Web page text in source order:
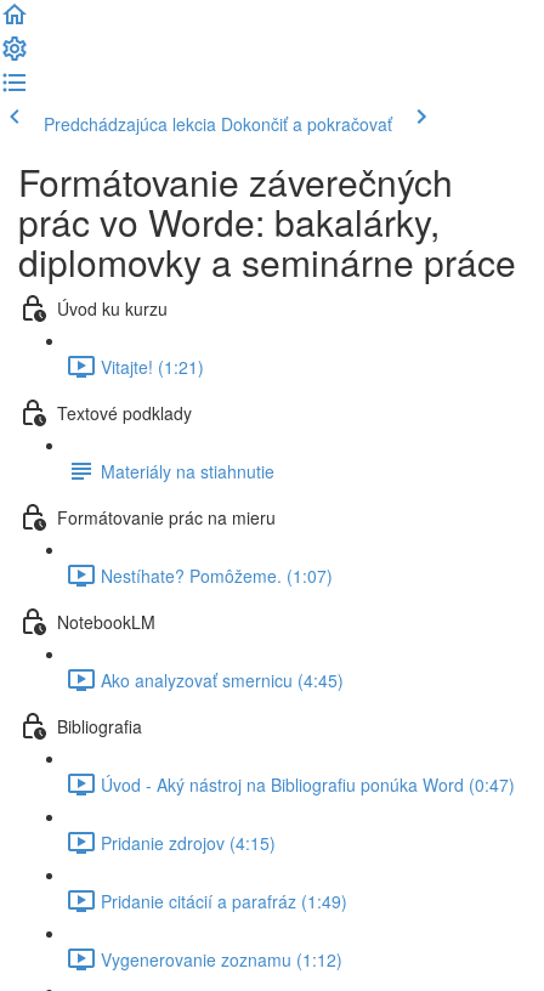
Predchádzajúca lekcia Dokončiť a pokračovať
Formátovanie záverečných
prác vo Worde: bakalárky,
diplomovky a seminárne práce
Úvod ku kurzu
Vitajte! (1:21)
Textové podklady
Materiály na stiahnutie
Formátovanie prác na mieru
Nestíhate? Pomôžeme. (1:07)
NotebookLM
Ako analyzovať smernicu (4:45)
Bibliografia
Úvod - Aký nástroj na Bibliografiu ponúka Word (0:47)
Pridanie zdrojov (4:15)
Pridanie citácií a parafráz (1:49)
Vygenerovanie zoznamu (1:12)